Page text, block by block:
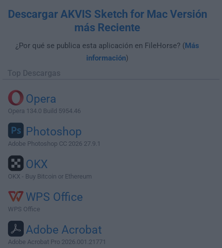
Descargar AKVIS Sketch for Mac Versión
más Reciente
¿Por qué se publica esta aplicación en FileHorse? (Más
información)
Top Descargas
Opera
Opera 134.0 Build 5954.46
Photoshop
Adobe Photoshop CC 2026 27.9.1
OKX
OKX - Buy Bitcoin or Ethereum
WPS Office
WPS Office
Adobe Acrobat
Adobe Acrobat Pro 2026.001.21771